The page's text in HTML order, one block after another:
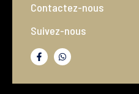
Contactez-nous
Suivez-nous